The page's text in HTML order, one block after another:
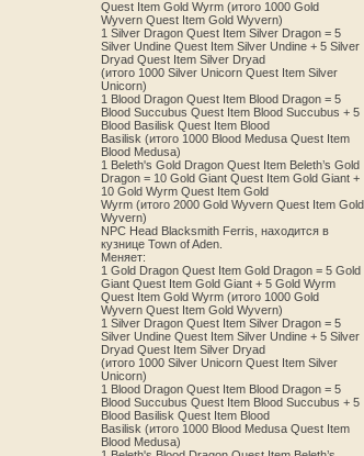
Quest Item Gold Wyrm (итого 1000 Gold
Wyvern Quest Item Gold Wyvern)
1 Silver Dragon Quest Item Silver Dragon = 5
Silver Undine Quest Item Silver Undine + 5 Silver
Dryad Quest Item Silver Dryad
(итого 1000 Silver Unicorn Quest Item Silver
Unicorn)
1 Blood Dragon Quest Item Blood Dragon = 5
Blood Succubus Quest Item Blood Succubus + 5
Blood Basilisk Quest Item Blood
Basilisk (итого 1000 Blood Medusa Quest Item
Blood Medusa)
1 Beleth's Gold Dragon Quest Item Beleth’s Gold
Dragon = 10 Gold Giant Quest Item Gold Giant +
10 Gold Wyrm Quest Item Gold
Wyrm (итого 2000 Gold Wyvern Quest Item Gold
Wyvern)
NPC Head Blacksmith Ferris, находится в
кузнице Town of Aden.
Меняет:
1 Gold Dragon Quest Item Gold Dragon = 5 Gold
Giant Quest Item Gold Giant + 5 Gold Wyrm
Quest Item Gold Wyrm (итого 1000 Gold
Wyvern Quest Item Gold Wyvern)
1 Silver Dragon Quest Item Silver Dragon = 5
Silver Undine Quest Item Silver Undine + 5 Silver
Dryad Quest Item Silver Dryad
(итого 1000 Silver Unicorn Quest Item Silver
Unicorn)
1 Blood Dragon Quest Item Blood Dragon = 5
Blood Succubus Quest Item Blood Succubus + 5
Blood Basilisk Quest Item Blood
Basilisk (итого 1000 Blood Medusa Quest Item
Blood Medusa)